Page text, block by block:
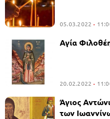
05.03.2022
Αγία
20.02.2022
Άγιος
των